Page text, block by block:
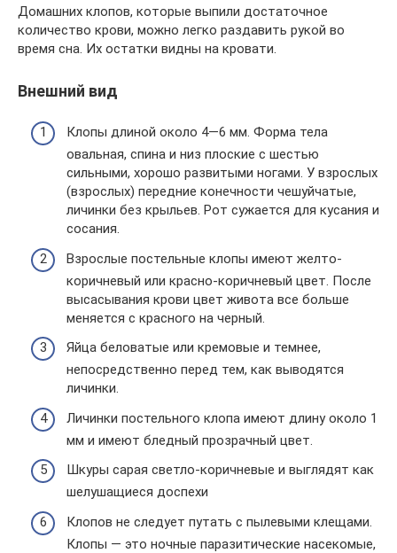
Домашних клопов, которые выпили достаточное
количество крови, можно легко раздавить рукой во
время сна. Их остатки видны на кровати.
Внешний вид
Клопы длиной около 4—6 мм. Форма тела
овальная, спина и низ плоские с шестью
сильными, хорошо развитыми ногами. У взрослых
(взрослых) передние конечности чешуйчатые,
личинки без крыльев. Рот сужается для кусания и
сосания.
Взрослые постельные клопы имеют желто-
коричневый или красно-коричневый цвет. После
высасывания крови цвет живота все больше
меняется с красного на черный.
Яйца беловатые или кремовые и темнее,
непосредственно перед тем, как выводятся
личинки.
Личинки постельного клопа имеют длину около 1
мм и имеют бледный прозрачный цвет.
Шкуры сарая светло-коричневые и выглядят как
шелушащиеся доспехи
Клопов не следует путать с пылевыми клещами.
Клопы — это ночные паразитические насекомые,